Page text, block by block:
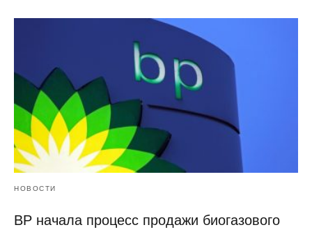
НОВОСТИ
BP начала процесс продажи биогазового